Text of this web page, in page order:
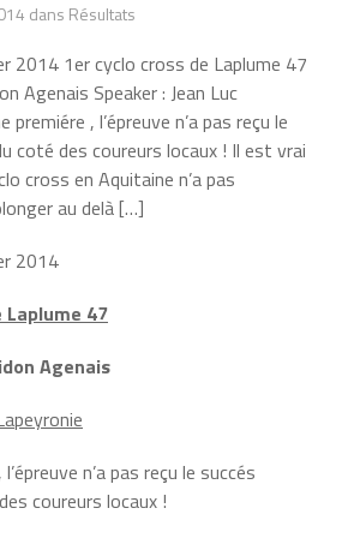
dans Résultats
2014 1er cyclo cross de Laplume 47
Agenais Speaker : Jean Luc
premiére , l’épreuve n’a pas reçu le
coté des coureurs locaux ! Il est vrai
cross en Aquitaine n’a pas
au delà […]
2014
Laplume 47
Agenais
n’a pas reçu le succés
coureurs locaux !